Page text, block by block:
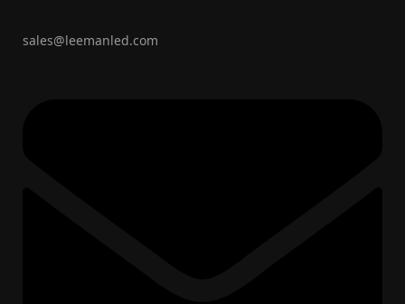
sales@leemanled.com